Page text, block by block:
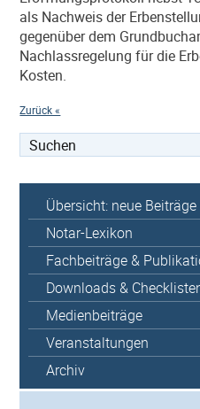
als Nachweis der
gegenüber dem
Nachlassregelung für die
Kosten.
Zurück «
Suchen
Übersicht: neue
Notar-Lexikon
Fachbeiträge &
Downloads &
Medienbeiträge
Veranstaltungen
Archiv